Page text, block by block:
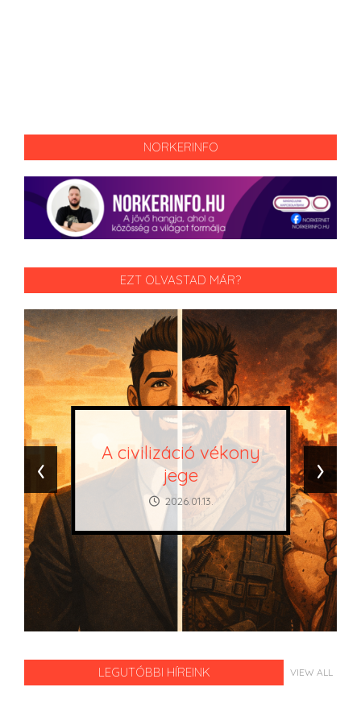
NORKERINFO
EZT OLVASTAD MÁR?
A civilizáció vékony
jege
2026.01.13.
‹ ›
LEGUTÓBBI HÍREINK VIEW ALL